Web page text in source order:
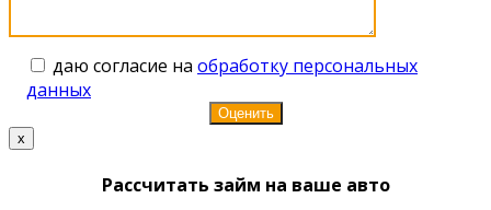
даю согласие на обработку персональных
данных
x
Рассчитать займ на ваше авто